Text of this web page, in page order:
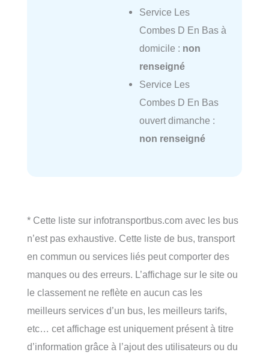
Service Les
Combes D En Bas à
domicile : non
renseigné
Service Les
Combes D En Bas
ouvert dimanche :
non renseigné
* Cette liste sur infotransportbus.com avec les bus
n’est pas exhaustive. Cette liste de bus, transport
en commun ou services liés peut comporter des
manques ou des erreurs. L’affichage sur le site ou
le classement ne reflète en aucun cas les
meilleurs services d’un bus, les meilleurs tarifs,
etc… cet affichage est uniquement présent à titre
d’information grâce à l’ajout des utilisateurs ou du